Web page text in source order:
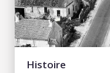
Histoire